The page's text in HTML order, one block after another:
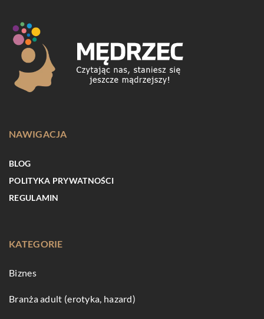
NAWIGACJA
BLOG
POLITYKA PRYWATNOŚCI
REGULAMIN
KATEGORIE
Biznes
Branża adult (erotyka, hazard)